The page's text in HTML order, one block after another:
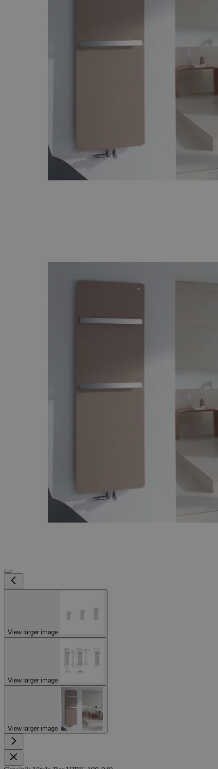
View larger image
View larger image
View larger image